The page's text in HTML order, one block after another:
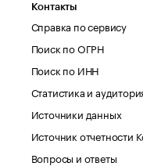
Контакты
Справка по сервису
Поиск по ОГРН
Поиск по ИНН
Статистика и
Источники данных
Источник отчетности
Вопросы и ответы